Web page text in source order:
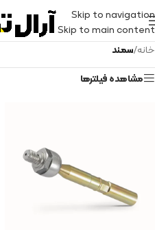
Skip to navigation
Skip to main content
خانه/سمند
مشاهده فیلترها